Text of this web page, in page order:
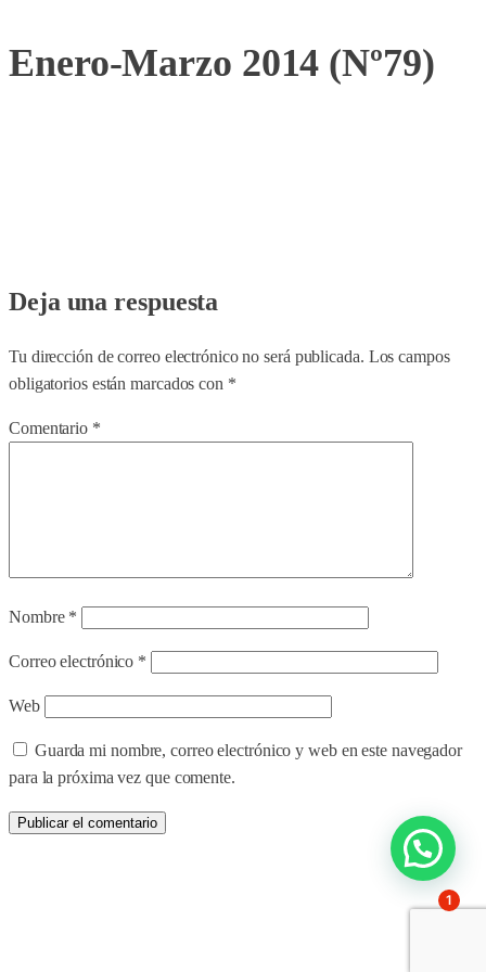
Enero-Marzo 2014 (Nº79)
Deja una respuesta
Tu dirección de correo electrónico no será publicada. Los campos
obligatorios están marcados con *
Comentario *
Nombre *
Correo electrónico *
Web
Guarda mi nombre, correo electrónico y web en este navegador
para la próxima vez que comente.
1